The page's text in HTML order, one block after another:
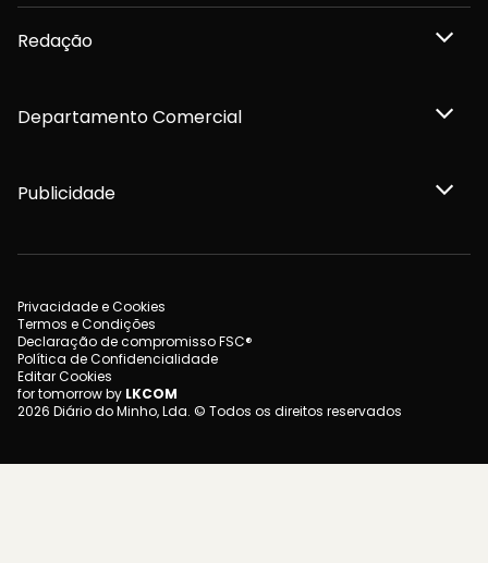
Redação
Departamento Comercial
Publicidade
Privacidade e Cookies
Termos e Condições
Declaração de compromisso FSC®
Política de Confidencialidade
Editar Cookies
for tomorrow by LKCOM
2026 Diário do Minho, Lda. © Todos os direitos reservados